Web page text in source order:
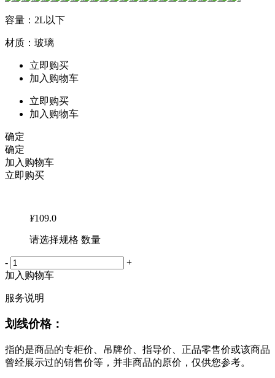
容量：2L以下
材质：玻璃
立即购买
加入购物车
立即购买
加入购物车
确定
确定
加入购物车
立即购买
¥109.0
请选择规格 数量
-
+
加入购物车
服务说明
划线价格：
指的是商品的专柜价、吊牌价、指导价、正品零售价或该商品
曾经展示过的销售价等，并非商品的原价，仅供您参考。